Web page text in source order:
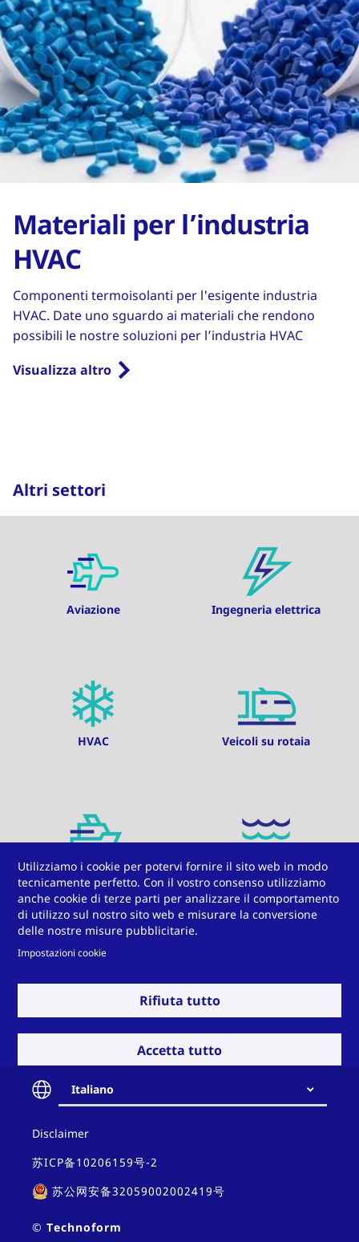
Materiali per l’industria
HVAC
Componenti termoisolanti per l'esigente industria
HVAC. Date uno sguardo ai materiali che rendono
possibili le nostre soluzioni per l’industria HVAC
Visualizza altro
Altri settori
Aviazione Ingegneria elettrica
HVAC Veicoli su rotaia
Industria navale Dissalazione acqua marina
Industria automobilistica Produzione di elettricità
Vetrata isolante
Visualizza di piu
Avete una sfida da
affrontare?
Contattateci
Utilizziamo i cookie per potervi fornire il sito web in modo
tecnicamente perfetto. Con il vostro consenso utilizziamo
anche cookie di terze parti per analizzare il comportamento
di utilizzo sul nostro sito web e misurare la conversione
delle nostre misure pubblicitarie.
Impostazioni cookie
Rifiuta tutto
Accetta tutto
Italiano
Contact
and
policy
Disclaimer
苏ICP备10206159号-2
苏公网安备32059002002419号
© Technoform